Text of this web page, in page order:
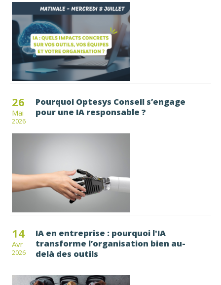
26
Mai
2026
Pourquoi Optesys Conseil s’engage
pour une IA responsable ?
14
Avr
2026
IA en entreprise : pourquoi l'IA
transforme l’organisation bien au-
delà des outils